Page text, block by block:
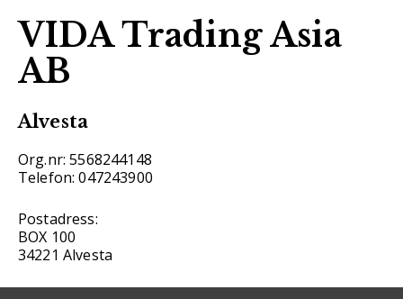
VIDA Trading Asia
AB
Alvesta
Org.nr: 5568244148
Telefon: 047243900
Postadress:
BOX 100
34221 Alvesta